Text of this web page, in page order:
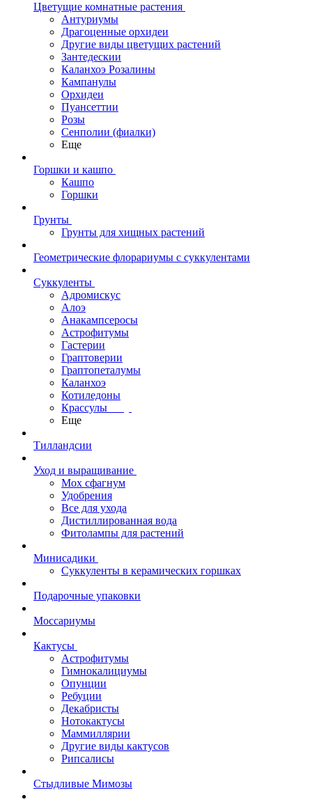
Цветущие комнатные растения
Антуриумы
Драгоценные орхидеи
Другие виды цветущих растений
Зантедескии
Каланхоэ Розалины
Кампанулы
Орхидеи
Пуансеттии
Розы
Сенполии (фиалки)
Еще
Горшки и кашпо
Кашпо
Горшки
Грунты
Грунты для хищных растений
Геометрические флорариумы с суккулентами
Суккуленты
Адромискус
Алоэ
Анакампсеросы
Астрофитумы
Гастерии
Граптоверии
Граптопеталумы
Каланхоэ
Котиледоны
Крассулы
Еще
Тилландсии
Уход и выращивание
Мох сфагнум
Удобрения
Все для ухода
Дистиллированная вода
Фитолампы для растений
Минисадики
Суккуленты в керамических горшках
Подарочные упаковки
Моссариумы
Кактусы
Астрофитумы
Гимнокалициумы
Опунции
Ребуции
Декабристы
Нотокактусы
Маммиллярии
Другие виды кактусов
Рипсалисы
Стыдливые Мимозы